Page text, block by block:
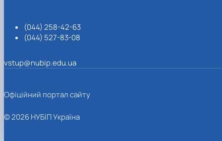
(044) 258-42-63
(044) 527-83-08
vstup@nubip.edu.ua
Офіційний портал сайту
© 2026 НУБІП Україна